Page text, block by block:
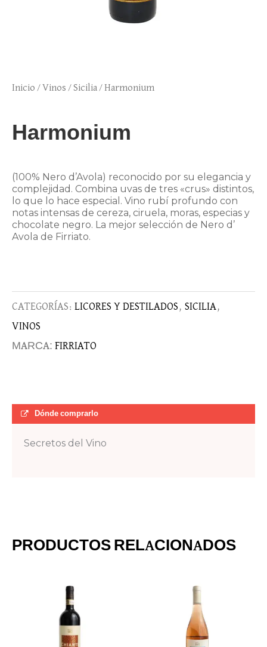
Inicio /Vinos /Sicilia/ Harmonium
Harmonium
(100% Nero d’Avola) reconocido por su elegancia y
complejidad. Combina uvas de tres «crus» distintos,
lo que lo hace especial. Vino rubí profundo con
notas intensas de cereza, ciruela, moras, especias y
chocolate negro. La mejor selección de Nero d’
Avola de Firriato.
CATEGORÍAS: LICORES Y DESTILADOS , SICILIA ,
VINOS
MARCA: FIRRIATO
Dónde comprarlo
Secretos del Vino
PRODUCTOS RELACIONADOS